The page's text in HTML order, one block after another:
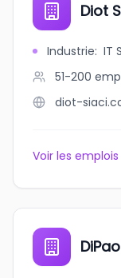
Diot
Industrie: IT
51-200
diot-
Voir les